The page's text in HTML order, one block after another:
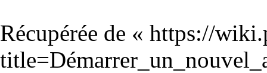
Récupérée de « https://